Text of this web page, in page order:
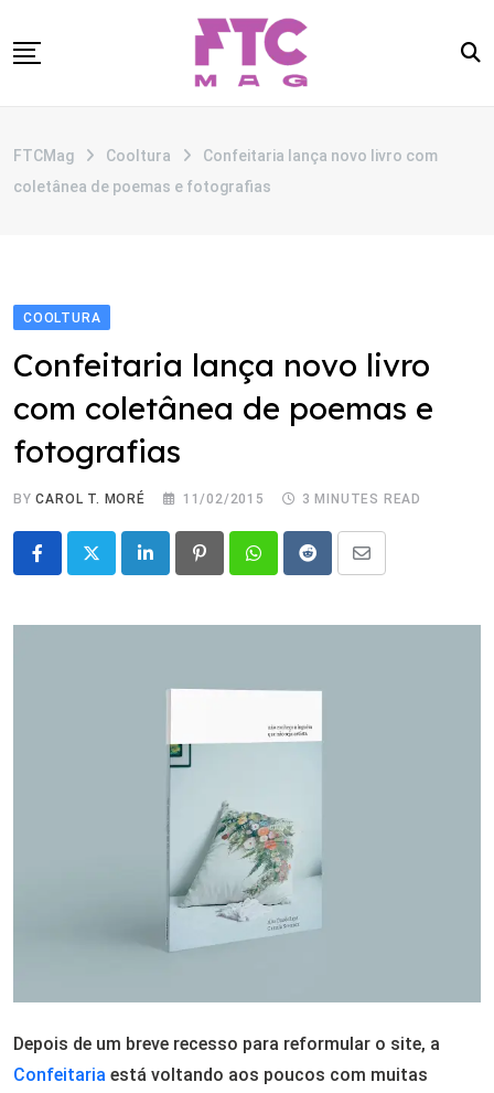
to
CATEGORIAS
FTCMag Cooltura
Confeitaria lança novo livro com
coletânea de poemas e fotografias
COOLTURA
Confeitaria lança novo livro
com coletânea de poemas e
fotografias
BYCAROL T. MORÉ 11/02/2015 3 MINUTES READ
LinkedIn PinterestWhatsappRedditShare
Email
Depois de um breve recesso para reformular o site, a
Confeitaria está voltando aos poucos com muitas